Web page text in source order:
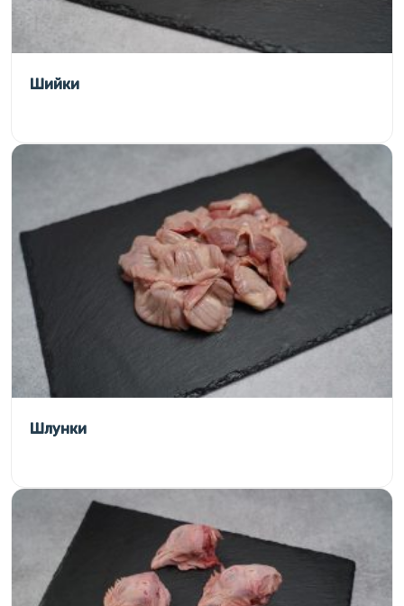
Шийки
Шлунки